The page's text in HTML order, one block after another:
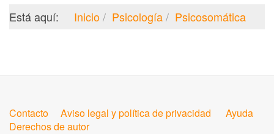
Está aquí: Inicio Psicología Psicosomática
Contacto Aviso legal y política de privacidad
Ayuda
Derechos de autor